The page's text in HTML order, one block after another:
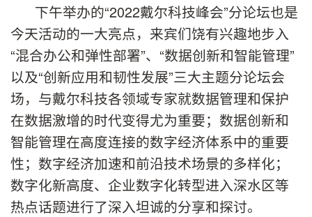
下午举办的“2022戴尔科技峰会”分论坛也是
今天活动的一大亮点，来宾们饶有兴趣地步入
“混合办公和弹性部署”、“数据创新和智能管理”
以及“创新应用和韧性发展”三大主题分论坛会
场，与戴尔科技各领域专家就数据管理和保护
在数据激增的时代变得尤为重要；数据创新和
智能管理在高度连接的数字经济体系中的重要
性；数字经济加速和前沿技术场景的多样化；
数字化新高度、企业数字化转型进入深水区等
热点话题进行了深入坦诚的分享和探讨。